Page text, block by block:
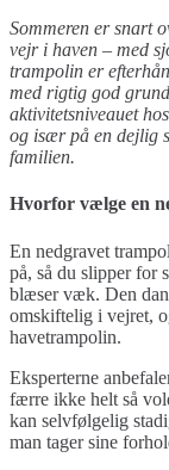
Sommeren er snart
vejr i haven – med
trampolin er
med rigtig god
aktivitetsniveauet
og især på en dejlig
familien.
Hvorfor vælge en
En nedgravet
på, så du slipper for
blæser væk. Den
omskiftelig i vejret,
havetrampolin.
Eksperterne
færre ikke helt så
kan selvfølgelig
man tager sine